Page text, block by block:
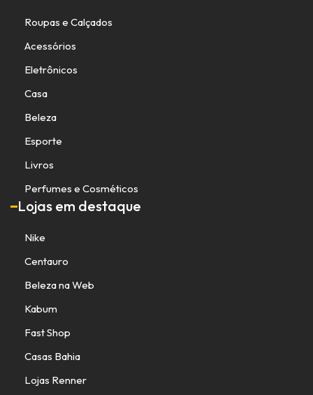
Roupas e Calçados
Acessórios
Eletrônicos
Casa
Beleza
Esporte
Livros
Perfumes e Cosméticos
Lojas em destaque
Nike
Centauro
Beleza na Web
Kabum
Fast Shop
Casas Bahia
Lojas Renner